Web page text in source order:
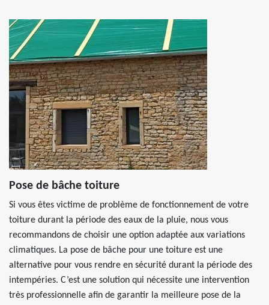
Pose de bâche toiture
Si vous êtes victime de problème de fonctionnement de votre
toiture durant la période des eaux de la pluie, nous vous
recommandons de choisir une option adaptée aux variations
climatiques. La pose de bâche pour une toiture est une
alternative pour vous rendre en sécurité durant la période des
intempéries. C’est une solution qui nécessite une intervention
très professionnelle afin de garantir la meilleure pose de la